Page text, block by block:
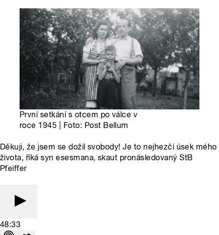
První setkání s otcem po válce v
roce 1945 | Foto: Post Bellum
Děkuji, že jsem se dožil svobody! Je to nejhezčí úsek mého
života, říká syn esesmana, skaut pronásledovaný StB
Pfeiffer
48:33